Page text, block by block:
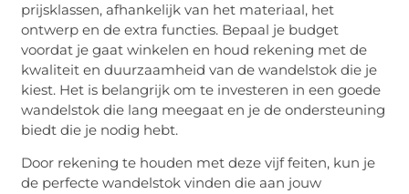
prijsklassen, afhankelijk van het materiaal, het
ontwerp en de extra functies. Bepaal je budget
voordat je gaat winkelen en houd rekening met de
kwaliteit en duurzaamheid van de wandelstok die je
kiest. Het is belangrijk om te investeren in een goede
wandelstok die lang meegaat en je de ondersteuning
biedt die je nodig hebt.
Door rekening te houden met deze vijf feiten, kun je
de perfecte wandelstok vinden die aan jouw